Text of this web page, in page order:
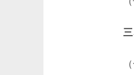
三
（